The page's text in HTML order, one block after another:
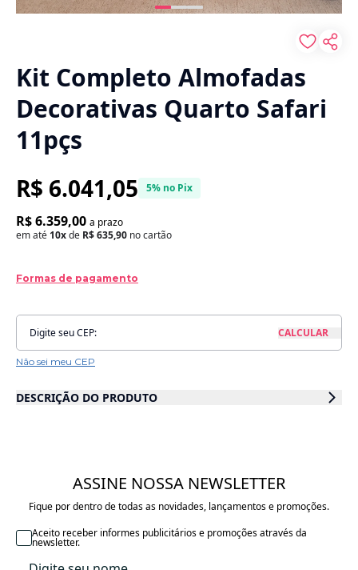
Kit Completo Almofadas
Decorativas Quarto Safari
11pçs
R$ 6.041,05 5% no Pix
R$ 6.359,00 a prazo
em até 10xde R$ 635,90 no cartão
Formas de pagamento
Não sei meu CEP
DESCRIÇÃO DO PRODUTO
nos animais da savana.
Composição do Kit:
3 Almofadas de Encosto – Medidas: 63x50cm cada
Oferecem apoio confortável com toque macio e acabamento elegante
em matelassê.
ASSINE NOSSA NEWSLETTER
Fique por dentro de todas as novidades, lançamentos e promoções.
Aceito receber informes publicitários e promoções através da
newsletter.